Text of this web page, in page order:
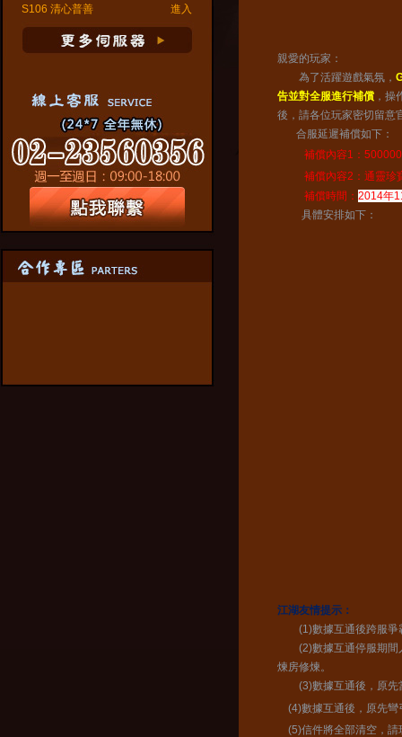
進入
S106 清心普善
親愛的玩家：
為了活躍遊戲氣氛，
告並對全服進行補償 ，操
後，請各位玩家密切留意
合服延遲補償如下：
補償內容1：5000000
補償內容2：通靈珍寶
補償時間： 2014年
具體安排如下：
江湖友情提示：
(1)數據互通後跨服爭
(2)數據互通停服期間人
煉房修煉。
(3)數據互通後，原先
(4)數據互通後，原先彎
(5)信件將全部清空，請